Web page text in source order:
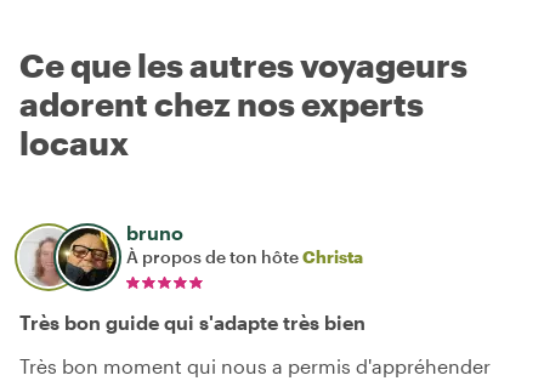
Ce que les autres voyageurs
adorent chez nos experts
locaux
bruno
À propos de ton hôteChrista
Très bon guide qui s'adapte très bien
Très bon moment qui nous a permis d'appréhender